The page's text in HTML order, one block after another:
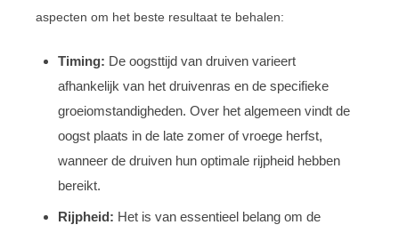
aspecten om het beste resultaat te behalen:
Timing: De oogsttijd van druiven varieert
afhankelijk van het druivenras en de specifieke
groeiomstandigheden. Over het algemeen vindt de
oogst plaats in de late zomer of vroege herfst,
wanneer de druiven hun optimale rijpheid hebben
bereikt.
Rijpheid: Het is van essentieel belang om de